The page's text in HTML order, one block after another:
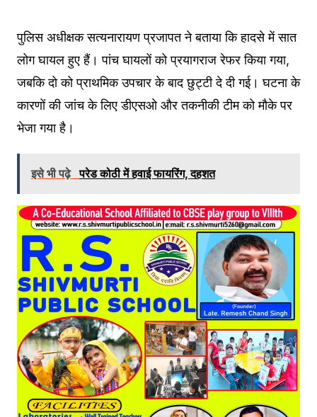
पुलिस अधीक्षक सत्यनारायण प्रजापत ने बताया कि हादसे में सात
लोग घायल हुए हैं। पांच घायलों को प्रयागराज रेफर किया गया,
जबकि दो को प्राथमिक उपचार के बाद छुट्टी दे दी गई। घटना के
कारणों की जांच के लिए डीएसओ और तकनीकी टीम को मौके पर
भेजा गया है।
इसे भी पढ़े परेड कोठी में हवाई फायरिंग, दहशत